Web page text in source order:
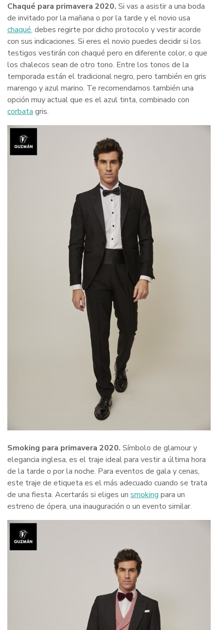
Chaqué para primavera 2020. Si vas a asistir a una boda
de invitado por la mañana o por la tarde y el novio usa
chaqué, debes regirte por dicho protocolo y vestir acorde
con sus indicaciones. Si eres el novio puedes decidir si los
testigos vestirán con chaqué pero en diferente color, o que
los chalecos sean de otro tono. Entre los tonos de la
temporada están el tradicional negro, pero también en gris
marengo y azul marino. Te recomendamos también una
opción muy actual que es el azul tinta, combinado con
corbata gris.
Smoking para primavera 2020. Símbolo de glamour y
elegancia inglesa, es el traje ideal para vestir a última hora
de la tarde o por la noche. Para eventos de gala y cenas,
este traje de etiqueta es el más adecuado cuando se trata
de una fiesta. Acertarás si eliges un smoking para un
estreno de ópera, una inauguración o un evento similar.